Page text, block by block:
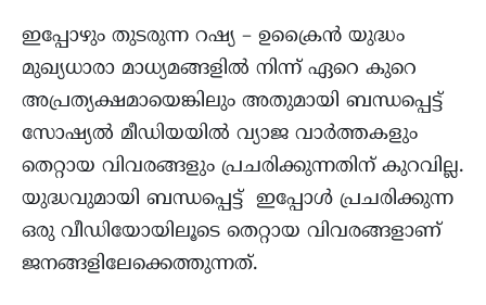
ഇപ്പോഴും തുടരുന്ന റഷ്യ – ഉക്രൈൻ യുദ്ധം
മുഖ്യധാരാ മാധ്യമങ്ങളിൽ നിന്ന് ഏറെ കുറെ
അപ്രത്യക്ഷമായെങ്കിലും അതുമായി ബന്ധപ്പെട്ട്
സോഷ്യൽ മീഡിയയിൽ വ്യാജ വാർത്തകളും
തെറ്റായ വിവരങ്ങളും പ്രചരിക്കുന്നതിന് കുറവില്ല.
യുദ്ധവുമായി ബന്ധപ്പെട്ട് ഇപ്പോൾ പ്രചരിക്കുന്ന
ഒരു വീഡിയോയിലൂടെ തെറ്റായ വിവരങ്ങളാണ്
ജനങ്ങളിലേക്കെത്തുന്നത്.